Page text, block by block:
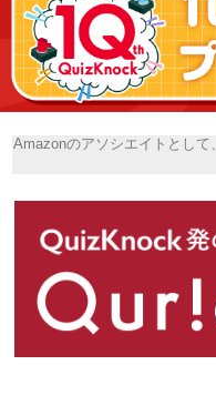
Amazonのアソシエイトとし